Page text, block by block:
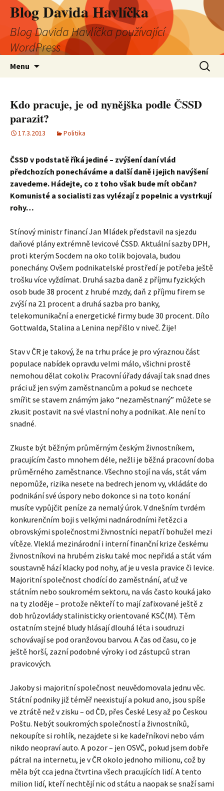
Blog Davida Havlíčka
Blog Davida Havlíčka používající
WordPress
Menu
Kdo pracuje, je od nynějška podle ČSSD
parazit?
17.3.2013 Politika
ČSSD v podstatě říká jediné – zvýšení daní vlád
předchozích ponecháváme a další daně i jejich navýšení
zavedeme. Hádejte, co z toho však bude mít občan?
Komunisté a socialisti zas vylézají z popelnic a vystrkují
rohy…
Stínový ministr financí Jan Mládek představil na sjezdu
daňové plány extrémně levicové ČSSD. Aktuální sazby DPH,
proti kterým Socdem na oko tolik bojovala, budou
ponechány. Ovšem podnikatelské prostředí je potřeba ještě
trošku více vyždímat. Druhá sazba daně z příjmu fyzických
osob bude 38 procent z hrubé mzdy, daň z příjmu firem se
zvýší na 21 procent a druhá sazba pro banky,
telekomunikační a energetické firmy bude 30 procent. Dílo
Gottwalda, Stalina a Lenina nepřišlo v niveč. Žije!
Stav v ČR je takový, že na trhu práce je pro výraznou část
populace nabídek opravdu velmi málo, všichni prostě
nemohou dělat cokoliv. Pracovní úřady dávají tak snad dnes
práci už jen svým zaměstnancům a pokud se nechcete
smířit se stavem známým jako “nezaměstnaný” můžete se
zkusit postavit na své vlastní nohy a podnikat. Ale není to
snadné.
Zkuste být běžným průměrným českým živnostníkem,
pracujícím často mnohem déle, nežli je běžná pracovní doba
průměrného zaměstnance. Všechno stojí na vás, stát vám
nepomůže, rizika nesete na bedrech jenom vy, vkládáte do
podnikání své úspory nebo dokonce si na toto konání
musíte vypůjčit peníze za nemalý úrok. V dnešním tvrdém
konkurenčním boji s velkými nadnárodními řetězci a
obrovskými společnostmi živnostníci nepatří bohužel mezi
vítěze. Vleklá mezinárodní i interní finanční krize českému
živnostníkovi na hrubém zisku také moc nepřidá a stát vám
soustavně hází klacky pod nohy, ať je u vesla pravice či levice.
Majoritní společnost chodící do zaměstnání, ať už ve
státním nebo soukromém sektoru, na vás často kouká jako
na ty zloděje – protože někteří to mají zafixované ještě z
dob hrůzovlády stalinisticky orientované KSČ(M). Těm
ostatním stejné bludy hlásají dlouhá léta i soudruzi
schovávají se pod oranžovou barvou. A čas od času, co je
ještě horší, zazní podobné výroky i od zástupců stran
pravicových.
Jakoby si majoritní společnost neuvědomovala jednu věc.
Státní podniky již téměř neexistují a pokud ano, jsou spíše
ve ztrátě než v zisku – od ČD, přes České Lesy až po Českou
Poštu. Nebýt soukromých společností a živnostníků,
nekoupíte si rohlík, nezajdete si ke kadeřníkovi nebo vám
nikdo neopraví auto. A pozor – jen OSVČ, pokud jsem dobře
pátral na internetu, je v ČR okolo jednoho milionu, což by
měla být cca jedna čtvrtina všech pracujících lidí. A tento
milion lidí, kteří nechtějí nic od státu a naopak se snaží sami